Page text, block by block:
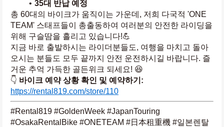
35대 반납 예정
총 60대의 바이크가 움직이는 가운데, 저희 다국적 'ONE
TEAM' 스태프들이 총출동하여 여러분의 안전한 라이딩을
위해 구슬땀을 흘리고 있습니다!💪
지금 바로 출발하시는 라이더분들도, 여행을 마치고 돌아
오시는 분들도 모두 끝까지 안전 운전하시길 바랍니다. 즐
거운 추억 가득한 골든위크 되세요! 😆
👇 바이크 예약 상황 확인 및 예약하기:
https://rental819.com/store/110
#Rental819 #GoldenWeek #JapanTouring
#OsakaRentalBike #ONETEAM #日本租重機 #일본렌탈